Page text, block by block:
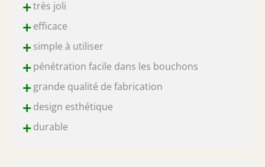
+très joli
+efficace
+simple à utiliser
+pénétration facile dans les bouchons
+grande qualité de fabrication
+design esthétique
+durable